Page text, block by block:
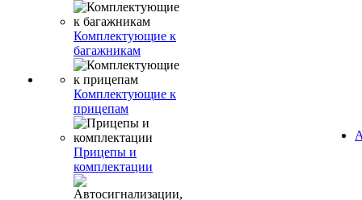
Комплектующие к
багажникам
Комплектующие к
прицепам
Прицепы и
комплектации